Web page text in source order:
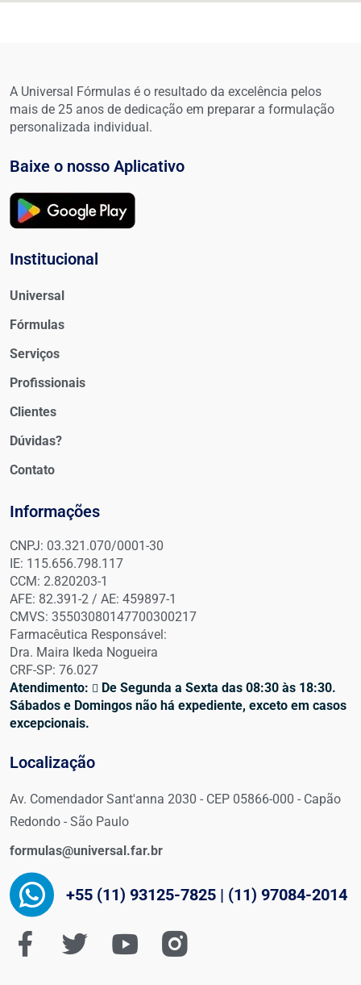
A Universal Fórmulas é o resultado da excelência pelos
mais de 25 anos de dedicação em preparar a formulação
personalizada individual.
Baixe o nosso Aplicativo
Institucional
Universal
Fórmulas
Serviços
Profissionais
Clientes
Dúvidas?
Contato
Informações
CNPJ: 03.321.070/0001-30
IE: 115.656.798.117
CCM: 2.820203-1
AFE: 82.391-2 / AE: 459897-1
CMVS: 35503080147700300217
Farmacêutica Responsável:
Dra. Maira Ikeda Nogueira
CRF-SP: 76.027
Atendimento:
De Segunda a Sexta das 08:30 às 18:30.
Sábados e Domingos não há expediente, exceto em casos
excepcionais.
Localização
Av. Comendador Sant'anna 2030 - CEP 05866-000 - Capão
Redondo - São Paulo
formulas@universal.far.br
+55 (11) 93125-7825 | (11) 97084-2014